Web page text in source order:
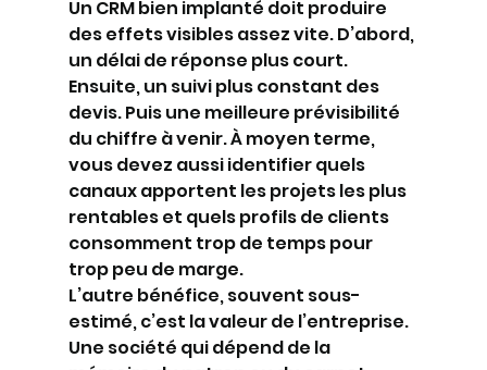
Un CRM bien implanté doit produire
des effets visibles assez vite. D’abord,
un délai de réponse plus court.
Ensuite, un suivi plus constant des
devis. Puis une meilleure prévisibilité
du chiffre à venir. À moyen terme,
vous devez aussi identifier quels
canaux apportent les projets les plus
rentables et quels profils de clients
consomment trop de temps pour
trop peu de marge.
L’autre bénéfice, souvent sous-
estimé, c’est la valeur de l’entreprise.
Une société qui dépend de la